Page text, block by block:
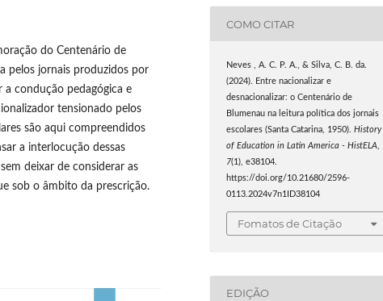
do Centenário de
pelos jornais produzidos por
a condução pedagógica e
tensionado pelos
são aqui compreendidos
a interlocução dessas
deixar de considerar as
sob o âmbito da prescrição.
COMO CITAR
Neves , A. C. P. A., & Silva, C. B. da.
(2024). Entre nacionalizar e
desnacionalizar: o Centenário de
Blumenau na leitura política dos jornais
escolares (Santa Catarina, 1950).History
of Education in Latin America - HistELA,
7(1), e38104.
https://doi.org/10.21680/2596-
0113.2024v7n1ID38104
Fomatos de Citação
EDIÇÃO